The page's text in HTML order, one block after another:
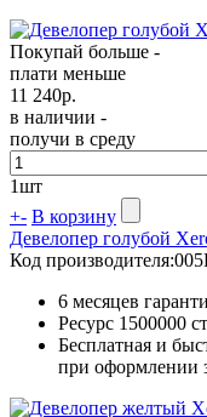
Покупай больше -
плати меньше
11 240р.
в наличии -
получи в среду
1шт
+- В корзину
Девелопер голубой
Код производителя:
6 месяцев
Ресурс 1500000
Бесплатная и
при оформлении